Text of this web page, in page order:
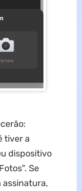
tiver a
dispositivo
Se
assinatura,